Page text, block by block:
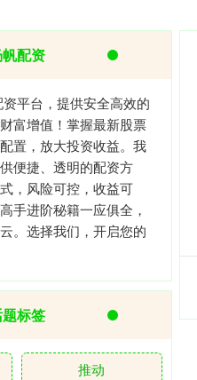
配资
平台，提供安全高效的
富增值！掌握最新股票
置，放大投资收益。我
便捷、透明的配资方
，风险可控，收益可
手进阶秘籍一应俱全，
。选择我们，开启您的
标签
推动